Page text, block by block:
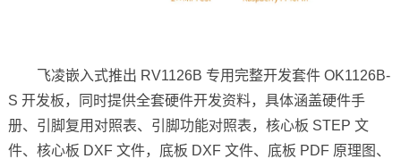
飞凌嵌入式推出 RV1126B 专用完整开发套件 OK1126B-
S 开发板，同时提供全套硬件开发资料，具体涵盖硬件手
册、引脚复用对照表、引脚功能对照表，核心板 STEP 文
件、核心板 DXF 文件，底板 DXF 文件、底板 PDF 原理图、